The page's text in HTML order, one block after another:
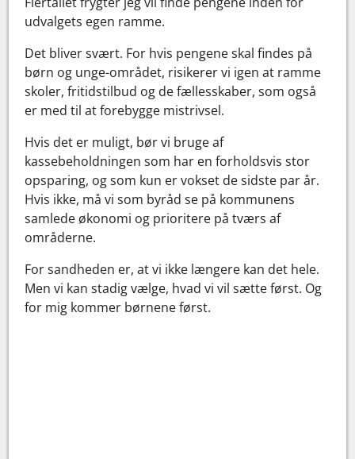
udvalgets egen ramme.
Det bliver svært. For hvis pengene skal findes på
børn og unge-området, risikerer vi igen at ramme
skoler, fritidstilbud og de fællesskaber, som også
er med til at forebygge mistrivsel.
Hvis det er muligt, bør vi bruge af
kassebeholdningen som har en forholdsvis stor
opsparing, og som kun er vokset de sidste par år.
Hvis ikke, må vi som byråd se på kommunens
samlede økonomi og prioritere på tværs af
områderne.
For sandheden er, at vi ikke længere kan det hele.
Men vi kan stadig vælge, hvad vi vil sætte først. Og
for mig kommer børnene først.